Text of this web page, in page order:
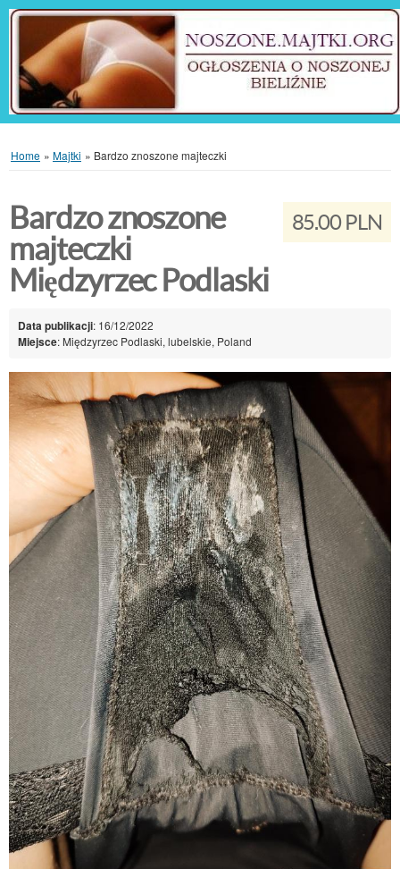
Home » Majtki » Bardzo znoszone majteczki
85.00 PLN
Bardzo znoszone
majteczki
Międzyrzec Podlaski
Data publikacji: 16/12/2022
Miejsce: Międzyrzec Podlaski, lubelskie, Poland